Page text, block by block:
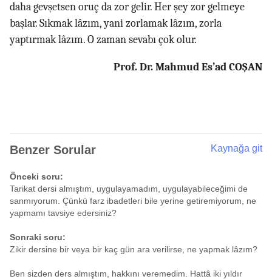
daha gevşetsen oruç da zor gelir. Her şey zor gelmeye
başlar. Sıkmak lâzım, yani zorlamak lâzım, zorla
yaptırmak lâzım. O zaman sevabı çok olur.
Prof. Dr. Mahmud Es’ad COŞAN
Benzer Sorular Kaynağa git
Önceki soru:
Tarikat dersi almıştım, uygulayamadım, uygulayabileceğimi de
sanmıyorum. Çünkü farz ibadetleri bile yerine getiremiyorum, ne
yapmamı tavsiye edersiniz?
Sonraki soru:
Zikir dersine bir veya bir kaç gün ara verilirse, ne yapmak lâzım?
Ben sizden ders almıştım, hakkını veremedim. Hattâ iki yıldır